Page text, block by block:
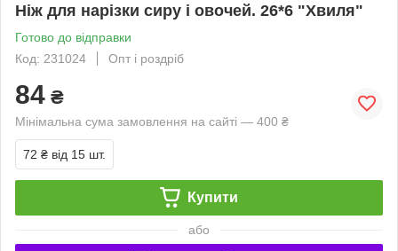
Ніж для нарізки сиру і овочей. 26*6 "Хвиля"
Готово до відправки
Код: 231024
Опт і роздріб
84 ₴
Мінімальна сума замовлення на сайті — 400 ₴
72 ₴ від 15 шт.
Купити
або